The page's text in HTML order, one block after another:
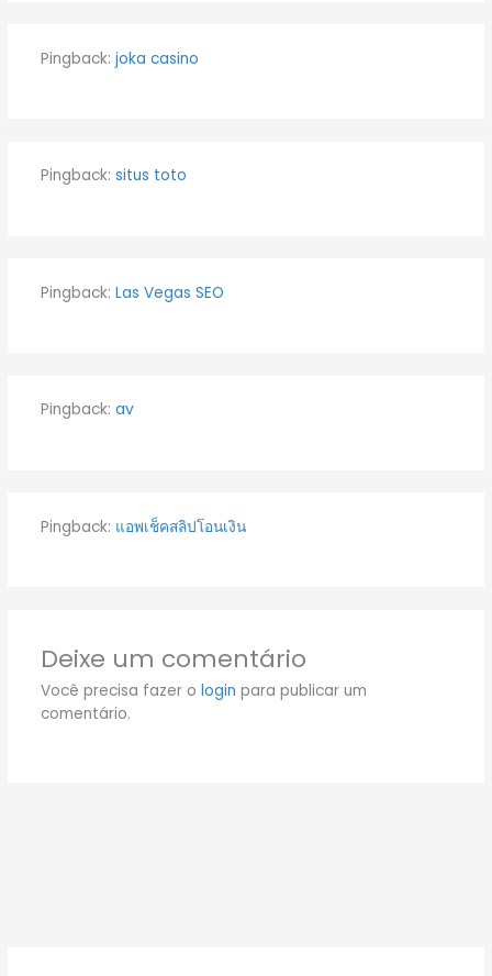
Pingback: joka casino
Pingback: situs toto
Pingback: Las Vegas SEO
Pingback: av
Pingback: แอพเช็คสลิปโอนเงิน
Deixe um comentário
Você precisa fazer o login para publicar um
comentário.